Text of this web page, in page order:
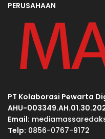
PERUSAHAAN
PT Kolaborasi Pewarta
AHU-
Email:
Telp: 0856-0767-9172